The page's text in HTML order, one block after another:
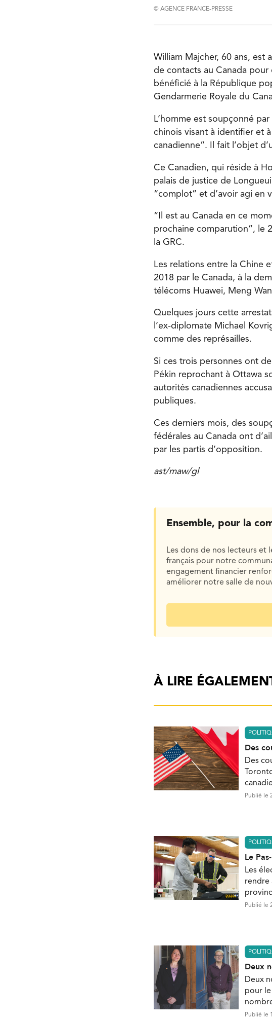
© AGENCE FRANCE-PRESSE
William Majcher, 60 ans, est
de contacts au Canada
bénéficié à la République
Gendarmerie Royale du
L’homme est soupçonné
chinois visant à identifier et
canadienne”. Il fait l’objet
Ce Canadien, qui réside à
palais de justice de
“complot” et d’avoir agi en
“Il est au Canada en ce
prochaine comparution”, le
la GRC.
Les relations entre la Chine
2018 par le Canada, à la
télécoms Huawei, Meng
Quelques jours cette
l’ex-diplomate Michael
comme des représailles.
Si ces trois personnes ont
Pékin reprochant à Ottawa
autorités canadiennes
publiques.
Ces derniers mois, des
fédérales au Canada ont
par les partis d’opposition.
ast/maw/gl
Ensemble, pour la
Les dons de nos lecteurs
français pour notre
engagement financier
améliorer notre salle de
À LIRE
Des
Des
Publié le
Le
Les
rendre
Publié le
Deux
Deux
pour le
Publié le